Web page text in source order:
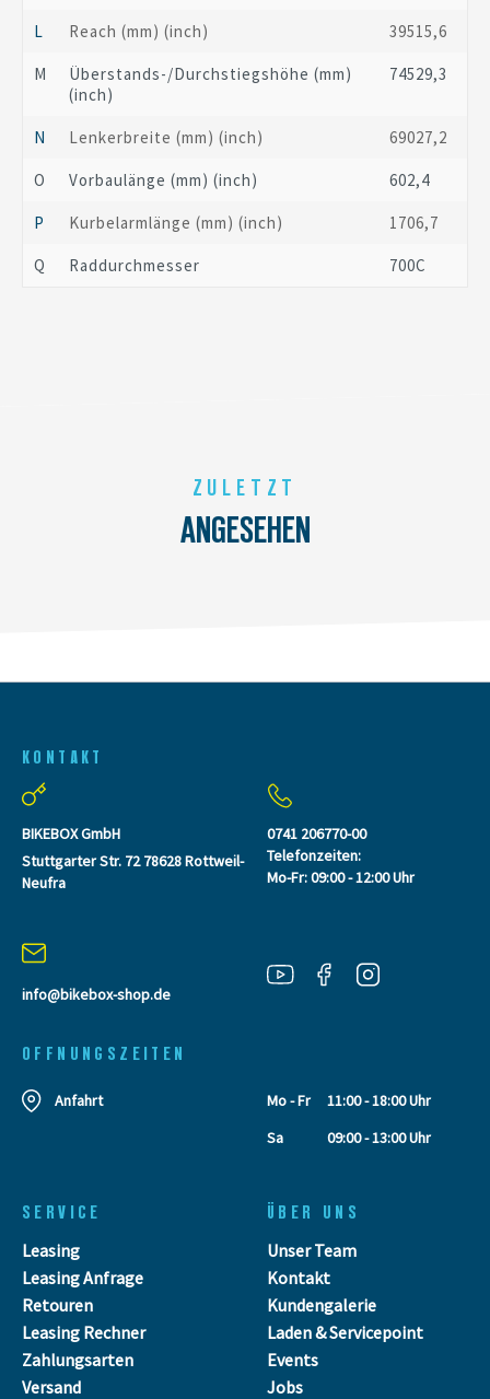
L Reach (mm) (inch) 39515,6
M Überstands-/Durchstiegshöhe (mm)
(inch)
74529,3
N Lenkerbreite (mm) (inch) 69027,2
O Vorbaulänge (mm) (inch) 602,4
P Kurbelarmlänge (mm) (inch) 1706,7
Q Raddurchmesser 700C
ZULETZT
ANGESEHEN
KONTAKT
BIKEBOX GmbH
Stuttgarter Str. 72 78628 Rottweil-
Neufra
info@bikebox-shop.de
0741 206770-00
Telefonzeiten:
Mo-Fr: 09:00 - 12:00 Uhr
OFFNUNGSZEITEN
Anfahrt Mo - Fr
11:00 - 18:00 Uhr
Sa
09:00 - 13:00 Uhr
SERVICE
Leasing
Leasing Anfrage
Retouren
Leasing Rechner
Zahlungsarten
Versand
ÜBER UNS
Unser Team
Kontakt
Kundengalerie
Laden & Servicepoint
Events
Jobs